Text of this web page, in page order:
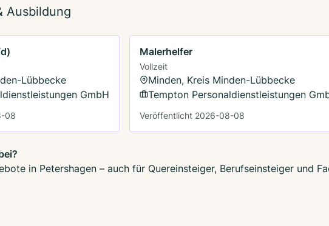
Ausbildung
Lübbecke
GmbH
08
Malerhelfer
Vollzeit
Minden, Kreis Minden-Lübbecke
Tempton Personaldienstleistungen
Veröffentlicht 2026-08-08
in Petershagen – auch für Quereinsteiger, Berufseinsteiger und